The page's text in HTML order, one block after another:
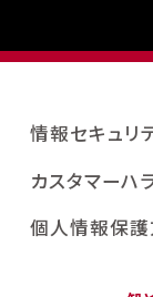
情報セキュリ
カスタマーハ
個人情報保